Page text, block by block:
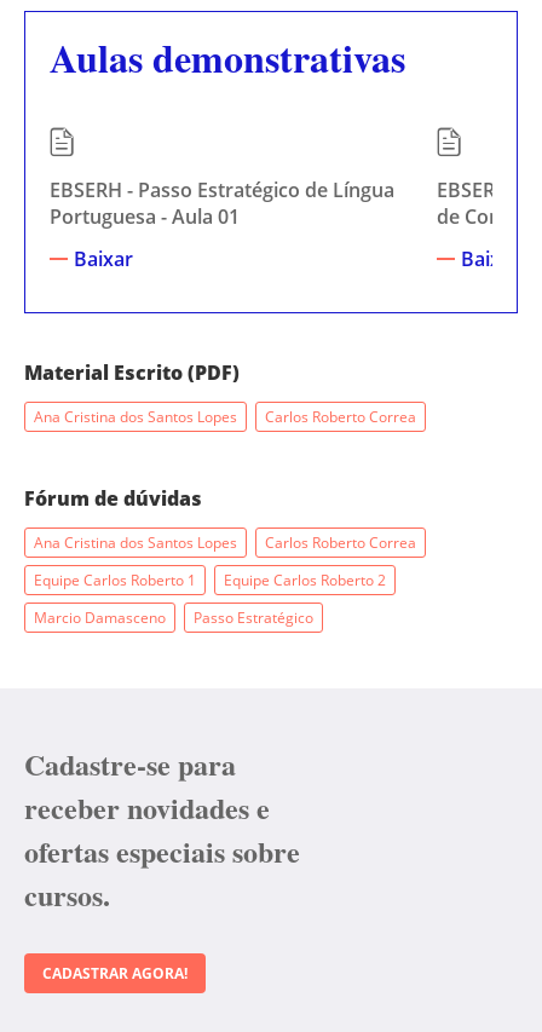
Aulas demonstrativas
EBSERH - Passo Estratégico de Língua
Portuguesa - Aula 01
Baixar
EBSERH
de
Baixar
Material Escrito (PDF)
Ana Cristina dos Santos Lopes Carlos Roberto Correa
Fórum de dúvidas
Ana Cristina dos Santos Lopes
Carlos Roberto Correa
Equipe Carlos Roberto 1
Equipe Carlos Roberto 2
Marcio Damasceno
Passo Estratégico
Cadastre-se para
receber novidades e
ofertas especiais sobre
cursos.
CADASTRAR AGORA!